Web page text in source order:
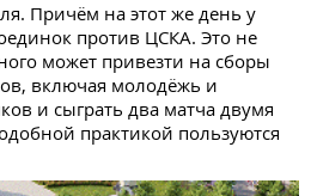
Причём на этот же день у
против ЦСКА. Это не
может привезти на сборы
включая молодёжь и
и сыграть два матча двумя
практикой пользуются